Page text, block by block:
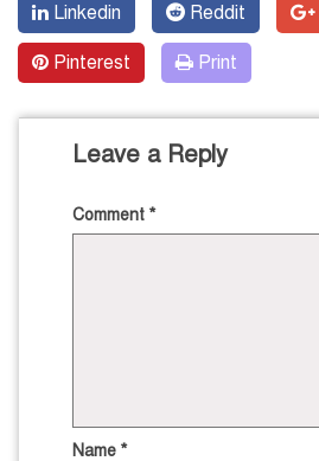
Linkedin Reddit
Pinterest Print
Leave a Reply
Comment *
Name *